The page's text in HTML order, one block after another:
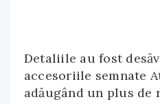
Detaliile au fost
accesoriile semnate
adăugând un plus de